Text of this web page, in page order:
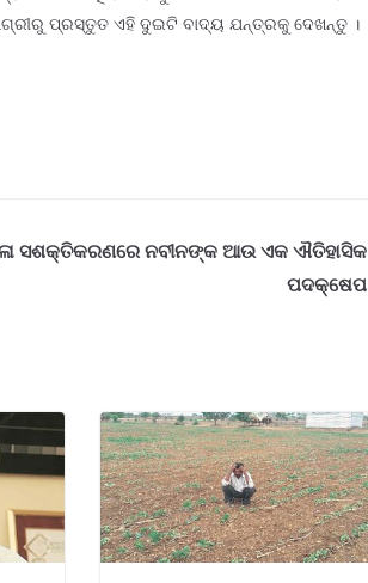
ପ୍ରସ୍ତୁତ ଏହି ଦୁଇଟି ବାଦ୍ୟ ଯନ୍ତ୍ରକୁ ଦେଖନ୍ତୁ ।
ସଶକ୍ତିକରଣରେ ନବୀନଙ୍କ ଆଉ ଏକ ଐତିହାସିକ
ପଦକ୍ଷେପ